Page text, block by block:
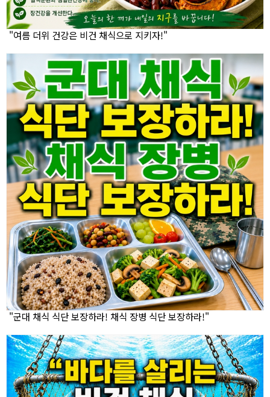
"여름 더위 건강은 비건 채식으로 지키자!"
"군대 채식 식단 보장하라! 채식 장병 식단 보장하라!"